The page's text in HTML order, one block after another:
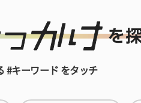
#キーワード をタッチ